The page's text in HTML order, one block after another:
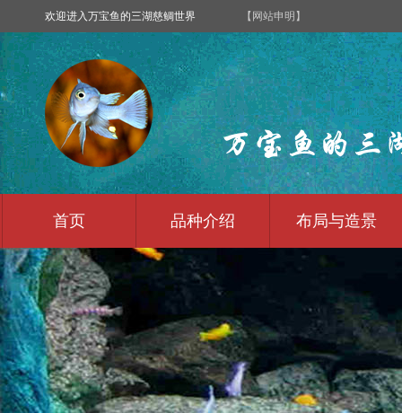
欢迎进入万宝鱼的三湖慈鲷世界 【网站申明】
首页 品种介绍 布局与造景